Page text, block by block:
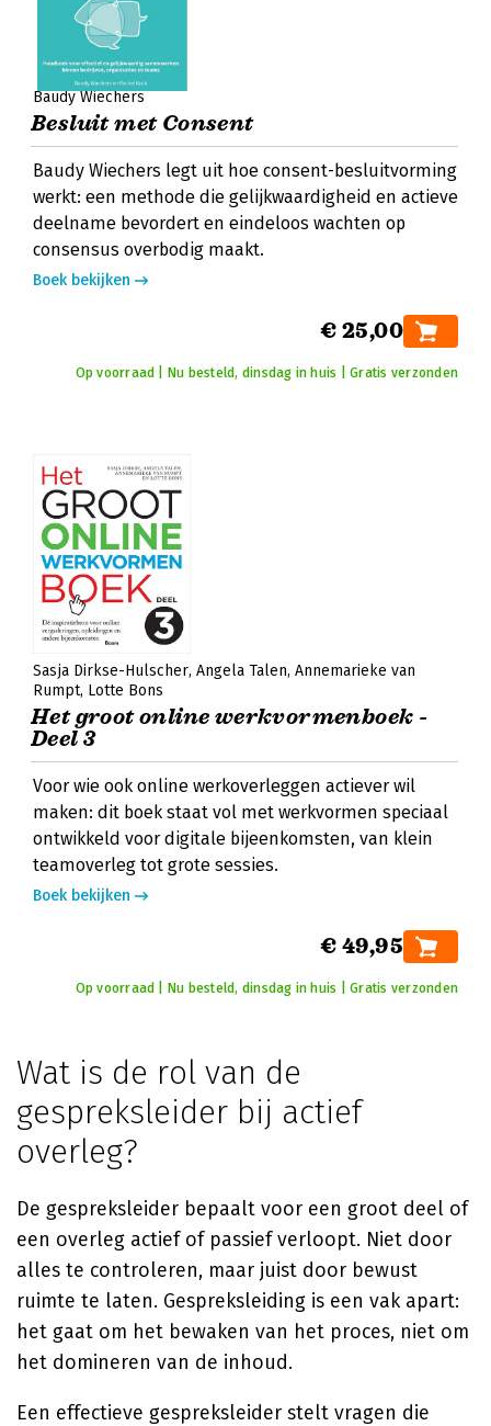
Baudy Wiechers
Besluit met Consent
Baudy Wiechers legt uit hoe consent-besluitvorming
werkt: een methode die gelijkwaardigheid en actieve
deelname bevordert en eindeloos wachten op
consensus overbodig maakt.
Boek bekijken
€ 25,00
Op voorraad | Nu besteld, dinsdag in huis | Gratis verzonden
Sasja Dirkse-Hulscher Angela Talen Annemarieke van
Rumpt Lotte Bons
Het groot online werkvormenboek -
Deel 3
Voor wie ook online werkoverleggen actiever wil
maken: dit boek staat vol met werkvormen speciaal
ontwikkeld voor digitale bijeenkomsten, van klein
teamoverleg tot grote sessies.
Boek bekijken
€ 49,95
Op voorraad | Nu besteld, dinsdag in huis | Gratis verzonden
Wat is de rol van de
gespreksleider bij actief
overleg?
De gespreksleider bepaalt voor een groot deel of
een overleg actief of passief verloopt. Niet door
alles te controleren, maar juist door bewust
ruimte te laten. Gespreksleiding is een vak apart:
het gaat om het bewaken van het proces, niet om
het domineren van de inhoud.
Een effectieve gespreksleider stelt vragen die